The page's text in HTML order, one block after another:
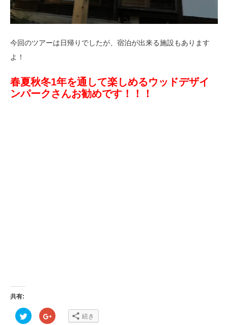
今回のツアーは日帰りでしたが、宿泊が出来る施設もあります
よ！
春夏秋冬1年を通して楽しめるウッドデザイ
ンパークさんお勧めです！！！
共有:
ク
リ
ク
リ 続き